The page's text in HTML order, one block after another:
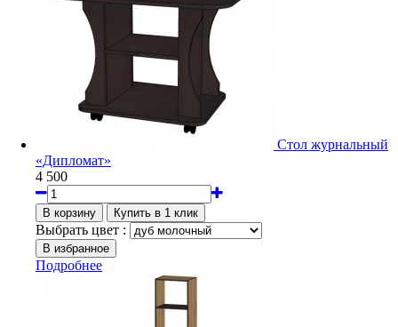
Стол журнальный
«Дипломат»
4 500
Выбрать цвет :
Подробнее